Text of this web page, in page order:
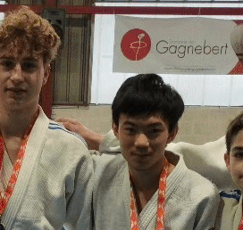
Menu
<
>
Saison 2024-2025
Saison 2023-2024
Ajoutez un logo, un bouton, des
Cliquez pour éditer